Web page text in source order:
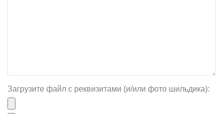
Загрузите файл с реквизитами (и/или фото шильдика):